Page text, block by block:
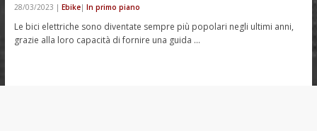
28/03/2023 | Ebike| In primo piano
Le bici elettriche sono diventate sempre più popolari negli ultimi anni,
grazie alla loro capacità di fornire una guida …